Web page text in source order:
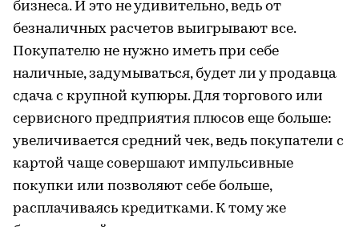
бизнеса. И это не удивительно, ведь от
безналичных расчетов выигрывают все.
Покупателю не нужно иметь при себе
наличные, задумываться, будет ли у продавца
сдача с крупной купюры. Для торгового или
сервисного предприятия плюсов еще больше:
увеличивается средний чек, ведь покупатели с
картой чаще совершают импульсивные
покупки или позволяют себе больше,
расплачиваясь кредитками. К тому же